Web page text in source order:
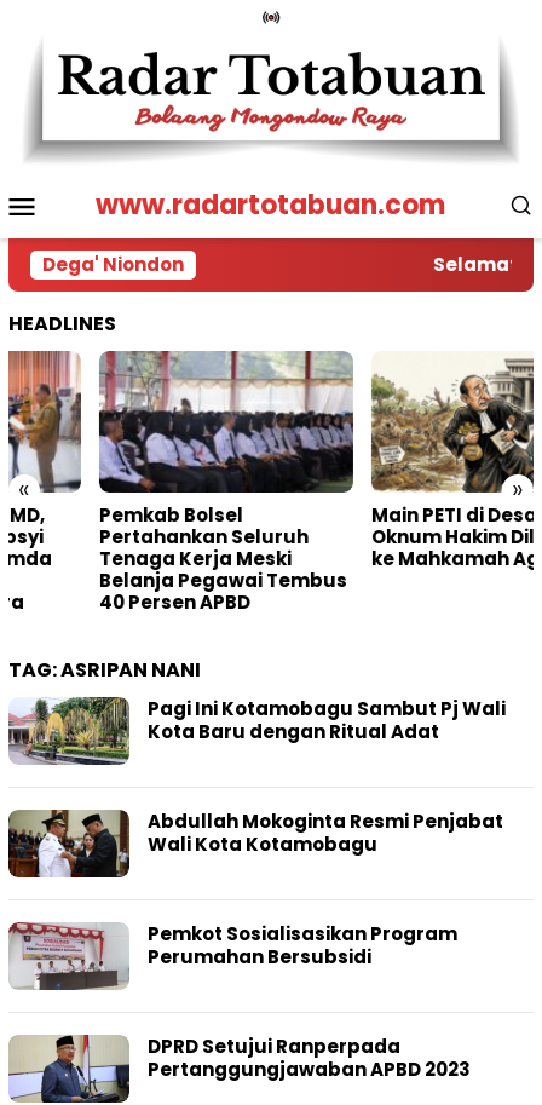
konten
Menu
Mobile
www.radartotabuan.com
Dega' Niondon Selamat
HEADLINES
« »
Pemkab Bolsel
Pertahankan Seluruh
Tenaga Kerja Meski
Belanja Pegawai Tembus
40 Persen APBD
Main PETI di Desa Bakan,
Oknum Hakim Dilaporkan
ke Mahkamah Agung
TAG:ASRIPAN NANI
Pagi Ini Kotamobagu Sambut Pj Wali
Kota Baru dengan Ritual Adat
Abdullah Mokoginta Resmi Penjabat
Wali Kota Kotamobagu
Pemkot Sosialisasikan Program
Perumahan Bersubsidi
DPRD Setujui Ranperpada
Pertanggungjawaban APBD 2023